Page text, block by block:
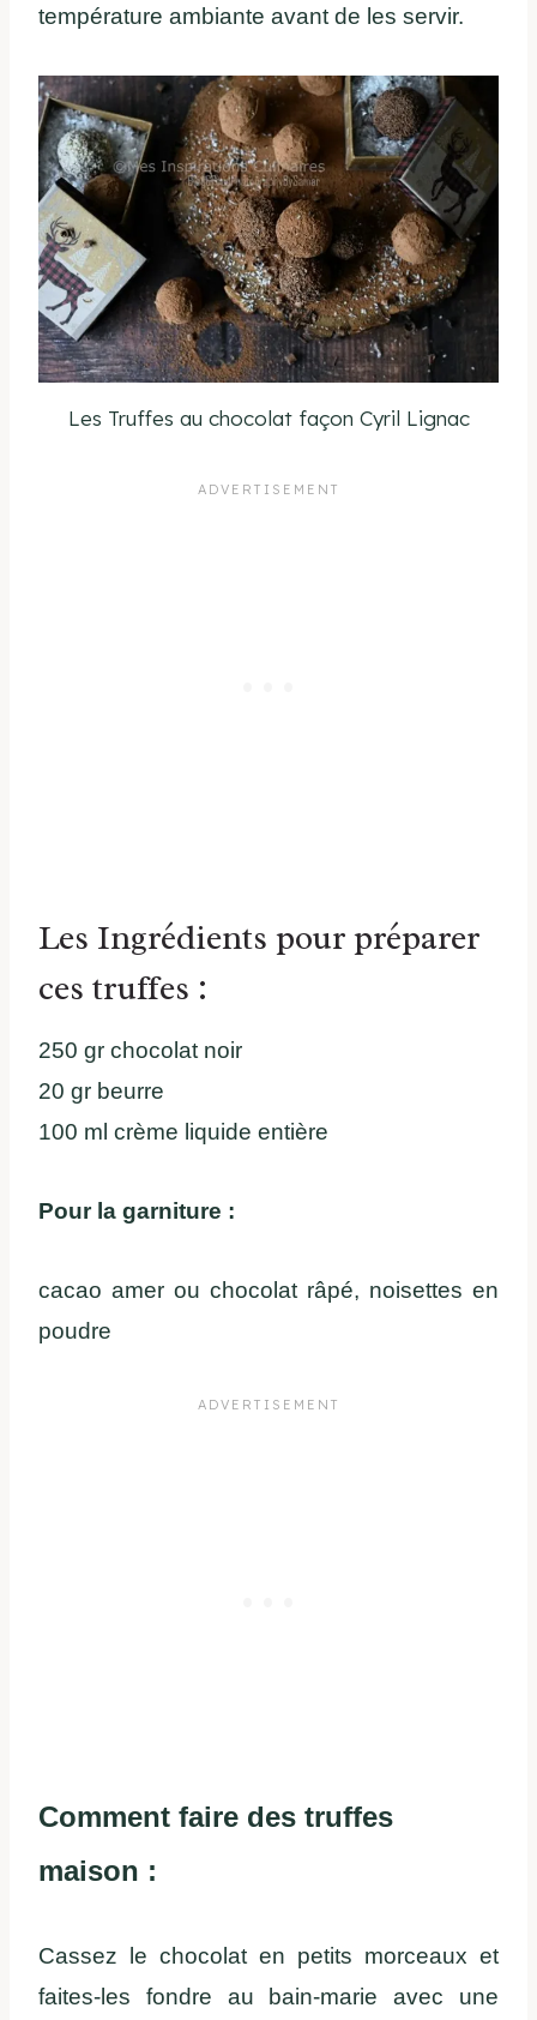
température ambiante avant de les servir.
Les Truffes au chocolat façon Cyril Lignac
Les Ingrédients pour préparer
ces truffes :
250 gr chocolat noir
20 gr beurre
100 ml crème liquide entière
Pour la garniture :
cacao amer ou chocolat râpé, noisettes en
poudre
Comment faire des truffes
maison :
Cassez le chocolat en petits morceaux et
faites-les fondre au bain-marie avec une